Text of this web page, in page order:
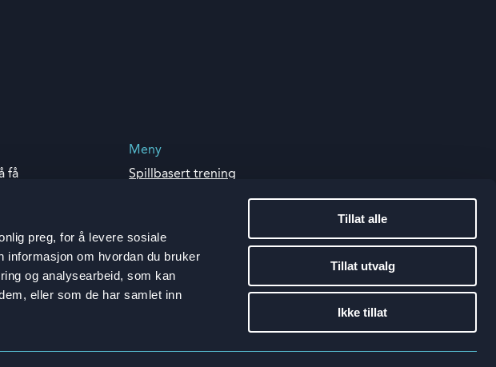
preg, for å levere sosiale
informasjon om hvordan du bruker
og analysearbeid, som kan
eller som de har samlet inn
Tillat alle
Tillat utvalg
Ikke tillat
få
Meny
Spillbasert trening
Om oss